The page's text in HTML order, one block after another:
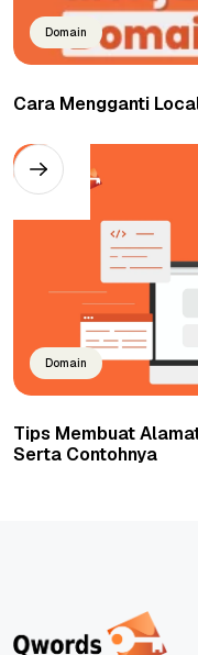
Domain
Cara Mengganti
Domain
Tips Membuat
Serta Contohnya